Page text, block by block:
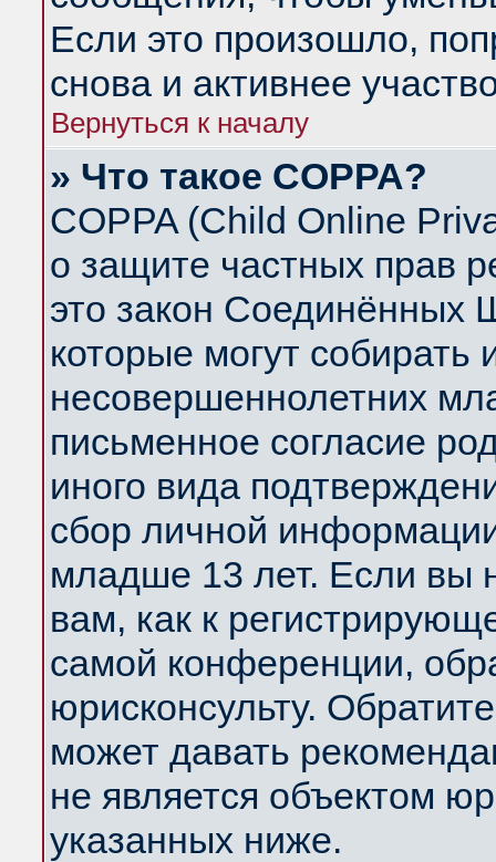
Если это произошло,
снова и активнее
Вернуться к началу
» Что такое COPPA?
COPPA (Child Online
о защите частных прав
это закон Соединённых
которые могут
несовершеннолетних
письменное согласие
иного вида
сбор личной
младше 13 лет. Если вы
вам, как к
самой конференции,
юрисконсульту.
может давать
не является объектом
указанных ниже.